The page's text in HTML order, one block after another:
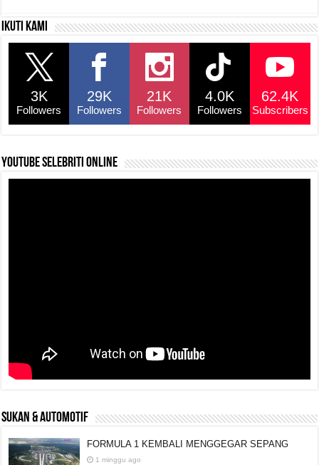
c
e
b
o
o
k
s
p
a
y
Li
n
k
e
Ikuti kami
3K
Followers
29K
Followers
21K
Followers
4.0K
Followers
62.4K
Subscribers
YouTube selebriti online
SUKAN & AUTOMOTIF
FORMULA 1 KEMBALI MENGGEGAR SEPANG
1 minggu ago